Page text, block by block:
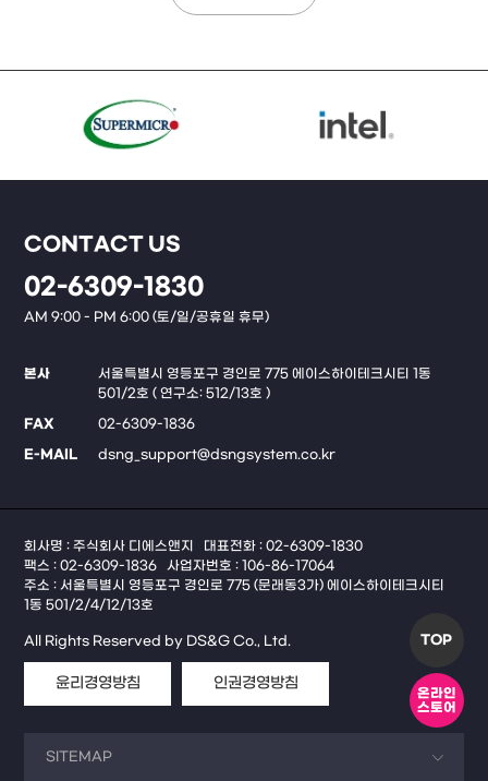
TOP
온라인
스토어
CONTACT US
02-6309-1830
AM 9:00 - PM 6:00 (토/일/공휴일 휴무)
본사
서울특별시 영등포구 경인로 775 에이스하이테크시티 1동
501/2호 ( 연구소: 512/13호 )
FAX
02-6309-1836
E-MAIL
dsng_support@dsngsystem.co.kr
회사명 : 주식회사 디에스앤지
대표전화 : 02-6309-1830
팩스 : 02-6309-1836
사업자번호 : 106-86-17064
주소 : 서울특별시 영등포구 경인로 775 (문래동3가) 에이스하이테크시티
1동 501/2/4/12/13호
All Rights Reserved by DS&G Co., Ltd.
윤리경영방침 인권경영방침